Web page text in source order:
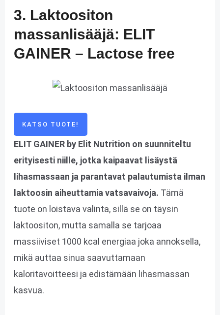
3. Laktoositon
massanlisääjä: ELIT
GAINER – Lactose free
KATSO TUOTE!
ELIT GAINER by Elit Nutrition on suunniteltu
erityisesti niille, jotka kaipaavat lisäystä
lihasmassaan ja parantavat palautumista ilman
laktoosin aiheuttamia vatsavaivoja. Tämä
tuote on loistava valinta, sillä se on täysin
laktoositon, mutta samalla se tarjoaa
massiiviset 1000 kcal energiaa joka annoksella,
mikä auttaa sinua saavuttamaan
kaloritavoitteesi ja edistämään lihasmassan
kasvua.